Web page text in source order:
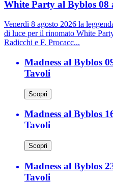
White Party al Byblos 08
Venerdì 8 agosto 2026 la
di luce per il rinomato White
Radicchi e F. Procacc...
Madness al Byblos
Tavoli
Scopri
Madness al Byblos
Tavoli
Scopri
Madness al Byblos
Tavoli